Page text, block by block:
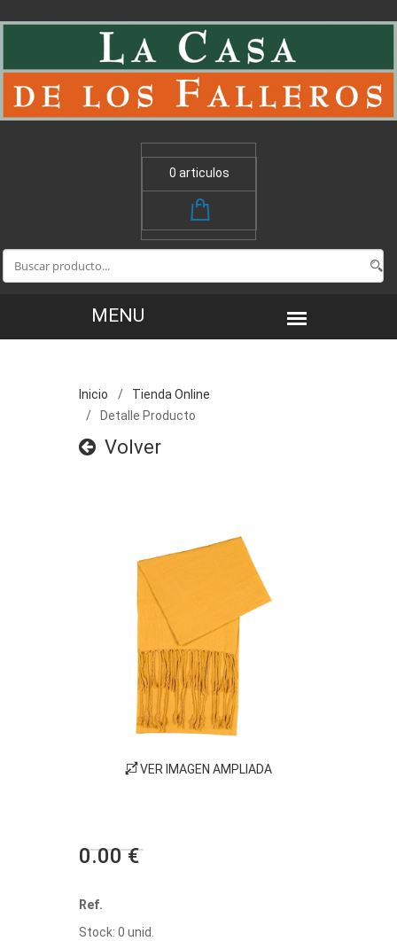
0 articulos
Inicio
Tienda Online
Detalle Producto
Volver
VER IMAGEN AMPLIADA
0.00 €
Ref.
Stock: 0 unid.